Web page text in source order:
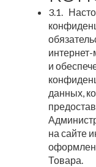
3.1.
и
данных,
на сайте
Товара.